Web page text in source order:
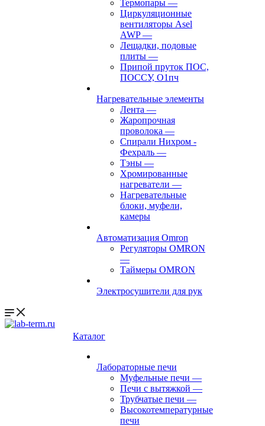
Термопары —
Циркуляционные
вентиляторы Asel
AWP—
Лещадки, подовые
плиты —
Припой пруток ПОС,
ПОССУ, О1пч
Нагревательные элементы
Лента —
Жаропрочная
проволока —
Спирали Нихром -
Фехраль —
Тэны —
Хромированные
нагреватели —
Нагревательные
блоки, муфели,
камеры
Автоматизация Omron
Регуляторы OMRON
—
Таймеры OMRON
Электросушители для рук
Каталог
Лабораторные печи
Муфельные печи —
Печи с вытяжкой —
Трубчатые печи —
Высокотемпературные
печи